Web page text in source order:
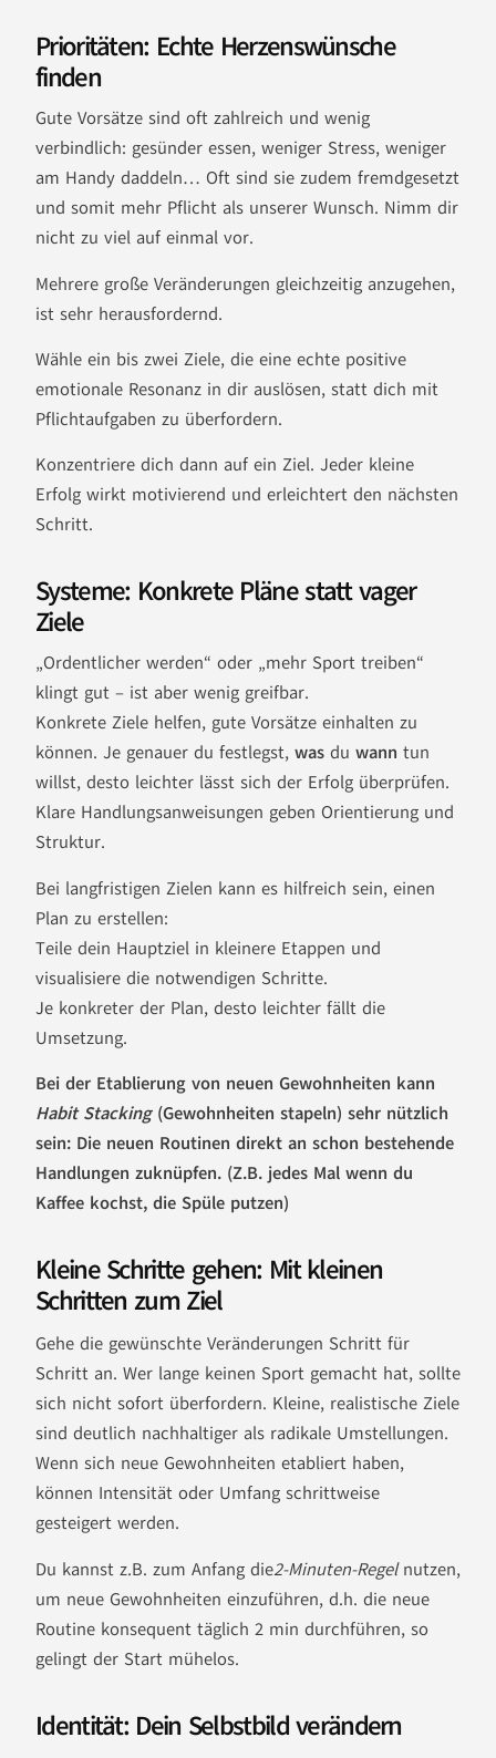
Prioritäten: Echte Herzenswünsche
finden
Gute Vorsätze sind oft zahlreich und wenig
verbindlich: gesünder essen, weniger Stress, weniger
am Handy daddeln… Oft sind sie zudem fremdgesetzt
und somit mehr Pflicht als unserer Wunsch. Nimm dir
nicht zu viel auf einmal vor.
Mehrere große Veränderungen gleichzeitig anzugehen,
ist sehr herausfordernd.
Wähle ein bis zwei Ziele, die eine echte positive
emotionale Resonanz in dir auslösen, statt dich mit
Pflichtaufgaben zu überfordern.
Konzentriere dich dann auf ein Ziel. Jeder kleine
Erfolg wirkt motivierend und erleichtert den nächsten
Schritt.
Systeme: Konkrete Pläne statt vager
Ziele
„Ordentlicher werden“ oder „mehr Sport treiben“
klingt gut – ist aber wenig greifbar.
Konkrete Ziele helfen, gute Vorsätze einhalten zu
können. Je genauer du festlegst, was du wann tun
willst, desto leichter lässt sich der Erfolg überprüfen.
Klare Handlungsanweisungen geben Orientierung und
Struktur.
Bei langfristigen Zielen kann es hilfreich sein, einen
Plan zu erstellen:
Teile dein Hauptziel in kleinere Etappen und
visualisiere die notwendigen Schritte.
Je konkreter der Plan, desto leichter fällt die
Umsetzung.
Bei der Etablierung von neuen Gewohnheiten kann
Habit Stacking (Gewohnheiten stapeln) sehr nützlich
sein: Die neuen Routinen direkt an schon bestehende
Handlungen zuknüpfen. (Z.B. jedes Mal wenn du
Kaffee kochst, die Spüle putzen)
Kleine Schritte gehen: Mit kleinen
Schritten zum Ziel
Gehe die gewünschte Veränderungen Schritt für
Schritt an. Wer lange keinen Sport gemacht hat, sollte
sich nicht sofort überfordern. Kleine, realistische Ziele
sind deutlich nachhaltiger als radikale Umstellungen.
Wenn sich neue Gewohnheiten etabliert haben,
können Intensität oder Umfang schrittweise
gesteigert werden.
Du kannst z.B. zum Anfang die2-Minuten-Regelnutzen,
um neue Gewohnheiten einzuführen, d.h. die neue
Routine konsequent täglich 2 min durchführen, so
gelingt der Start mühelos.
Identität: Dein Selbstbild verändern